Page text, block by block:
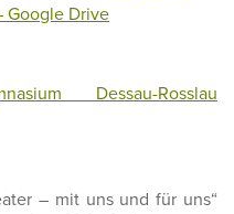
Google Drive
Dessau-Rosslau
– mit uns und für uns“